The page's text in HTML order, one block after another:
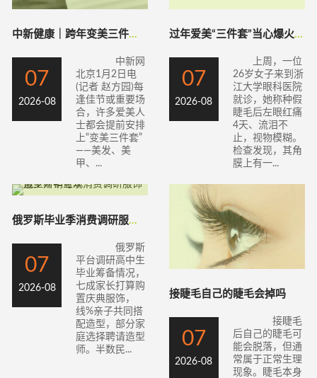
中新健康｜跨年变美三件套怎么做更健康？
07
2026-08
中新网
北京1月2日电
(记者 赵方园)每
逢佳节或重要场
合，许多爱美人
士都会提前安排
上“变美三件套”
——美发、美
甲、...
过年爱美“三件套”当心爆火的它暗藏“陷阱
07
2026-08
上周，一位
26岁女子来到浙
江大学眼科医院
就诊，她称种假
睫毛后左眼红痛
4天、流泪不
止，视物模糊。
检查发现，其角
膜上有一...
俄罗斯毕业季消费调研服饰造型开销可观
07
2026-08
俄罗斯
平台调研高中生
毕业筹备情况，
七成家长打算购
置庆典服饰，
线%亲子共同搭
配造型，部分家
庭选择聘请造型
师。半数民...
接睫毛自己的睫毛会掉吗
07
2026-08
接睫毛
后自己的睫毛可
能会脱落，但通
常属于正常生理
现象。睫毛本身